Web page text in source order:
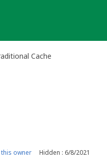
Cache
owner Hidden : 6/8/2021